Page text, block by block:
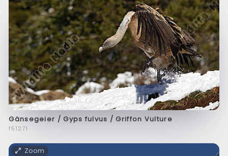
Gänsegeier / Gyps fulvus / Griffon Vulture
f51271
Zoom